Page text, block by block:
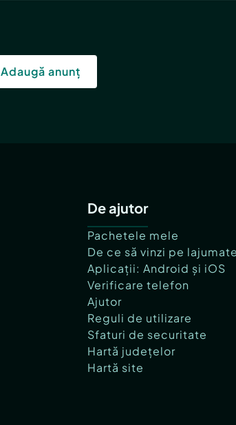
Adaugă anunț
De ajutor
Pachetele mele
De ce să vinzi pe
Aplicații: Android și iOS
Verificare telefon
Ajutor
Reguli de utilizare
Sfaturi de securitate
Hartă județelor
Hartă site